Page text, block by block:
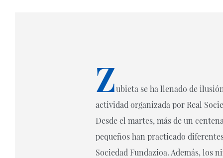
Zubieta se ha llenado de
actividad organizada por Real
Desde el martes, más de un
pequeños han practicado
Sociedad Fundazioa. Además, los